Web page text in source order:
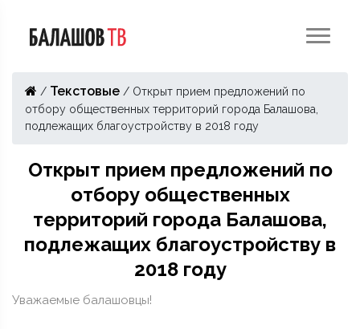
/ Текстовые / Открыт прием предложений по
отбору общественных территорий города Балашова,
подлежащих благоустройству в 2018 году
Открыт прием предложений по
отбору общественных
территорий города Балашова,
подлежащих благоустройству в
2018 году
Уважаемые балашовцы!